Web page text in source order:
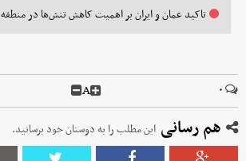
تاکید عمان و ایران بر اهمیت کاهش تنش‌ها در منطقه
۰ A
هم رسانی این مطلب را به دوستان خود برسانید.